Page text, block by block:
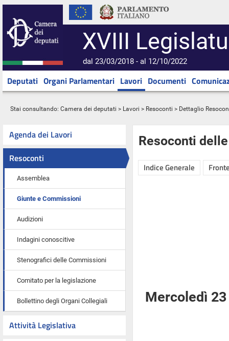
XVIII
dal 23/03/2018 - al 12/10/2022
Deputati Organi Parlamentari Lavori Documenti
Stai consultando: Camera dei deputati > Lavori > Resoconti > Dettaglio
Agenda dei Lavori
Resoconti
Assemblea
Giunte e Commissioni
Audizioni
Indagini conoscitive
Stenografici delle Commissioni
Comitato per la legislazione
Bollettino degli Organi Collegiali
Attività Legislativa
Resoconti
Indice Generale
Mercoledì